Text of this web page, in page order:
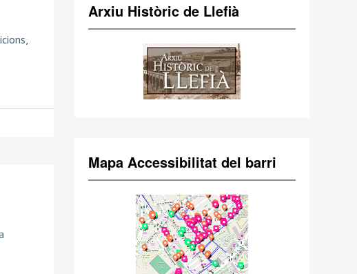
Arxiu Històric de Llefià
Mapa Accessibilitat del barri